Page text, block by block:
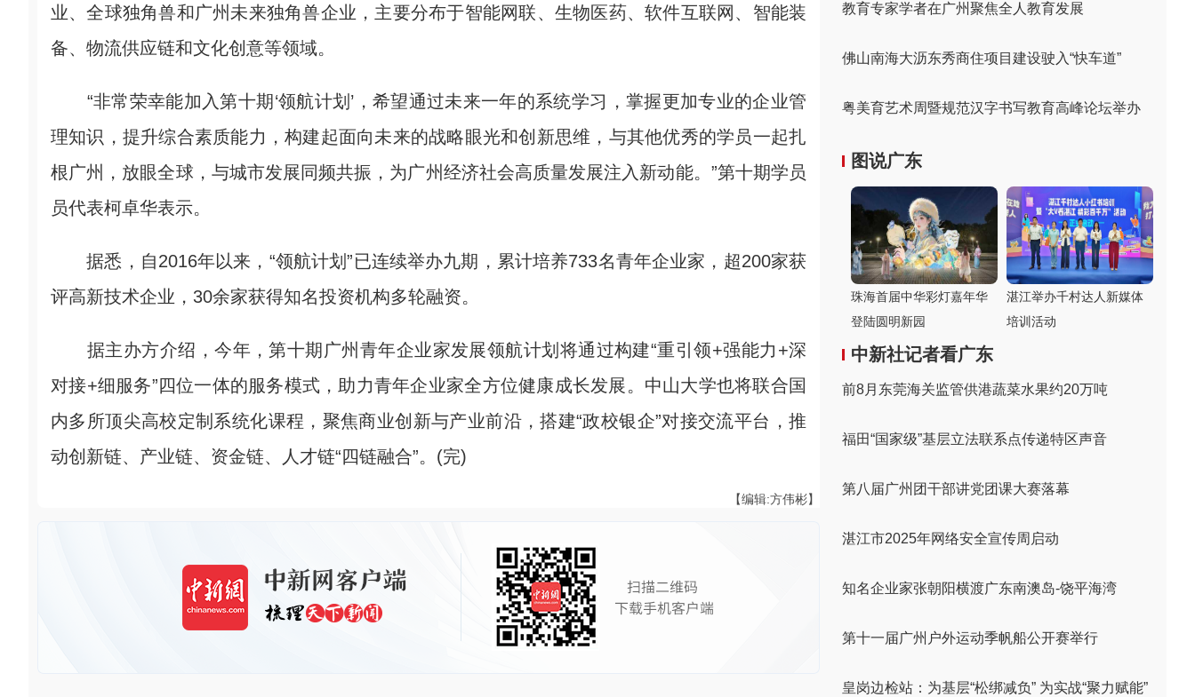
业、全球独角兽和广州未来独角兽企业，主要分布于智能网联、生物医药、软件互联网、智能装
备、物流供应链和文化创意等领域。
“非常荣幸能加入第十期‘领航计划’，希望通过未来一年的系统学习，掌握更加专业的企业管
理知识，提升综合素质能力，构建起面向未来的战略眼光和创新思维，与其他优秀的学员一起扎
根广州，放眼全球，与城市发展同频共振，为广州经济社会高质量发展注入新动能。”第十期学员
员代表柯卓华表示。
据悉，自2016年以来，“领航计划”已连续举办九期，累计培养733名青年企业家，超200家获
评高新技术企业，30余家获得知名投资机构多轮融资。
据主办方介绍，今年，第十期广州青年企业家发展领航计划将通过构建“重引领+强能力+深
对接+细服务”四位一体的服务模式，助力青年企业家全方位健康成长发展。中山大学也将联合国
内多所顶尖高校定制系统化课程，聚焦商业创新与产业前沿，搭建“政校银企”对接交流平台，推
动创新链、产业链、资金链、人才链“四链融合”。(完)
【编辑:方伟彬】
教育专家学者在广州聚焦全人教育发展
佛山南海大沥东秀商住项目建设驶入“快车道”
粤美育艺术周暨规范汉字书写教育高峰论坛举办
图说广东
珠海首届中华彩灯嘉年华
登陆圆明新园
湛江举办千村达人新媒体
培训活动
中新社记者看广东
前8月东莞海关监管供港蔬菜水果约20万吨
福田“国家级”基层立法联系点传递特区声音
第八届广州团干部讲党团课大赛落幕
湛江市2025年网络安全宣传周启动
知名企业家张朝阳横渡广东南澳岛-饶平海湾
第十一届广州户外运动季帆船公开赛举行
皇岗边检站：为基层“松绑减负” 为实战“聚力赋能”